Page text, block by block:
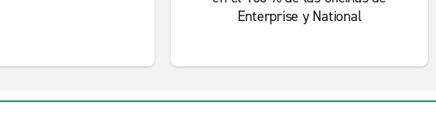
Enterprise y National